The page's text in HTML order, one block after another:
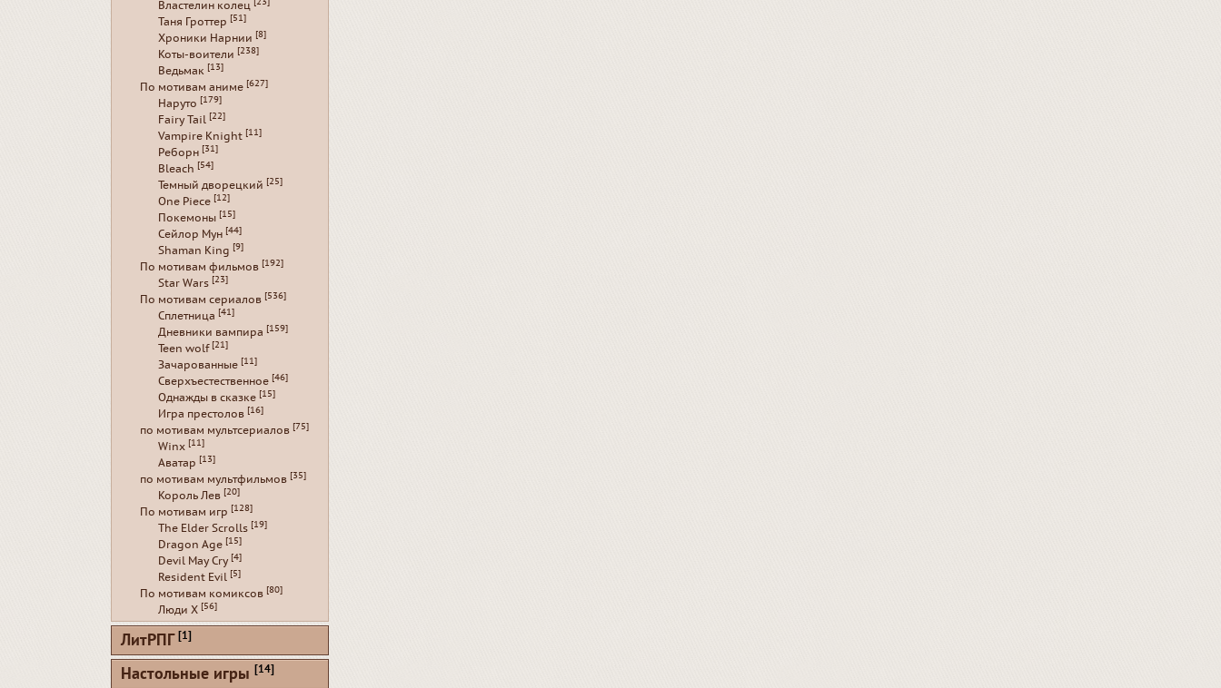
Властелин колец [23]
Таня Гроттер [51]
Хроники Нарнии [8]
Коты-воители [238]
Ведьмак [13]
По мотивам аниме [627]
Наруто [179]
Fairy Tail [22]
Vampire Knight [11]
Реборн [31]
Bleach [54]
Темный дворецкий [25]
One Piece [12]
Покемоны [15]
Сейлор Мун [44]
Shaman King [9]
По мотивам фильмов [192]
Star Wars [23]
По мотивам сериалов [536]
Сплетница [41]
Дневники вампира [159]
Teen wolf [21]
Зачарованные [11]
Сверхъестественное [46]
Однажды в сказке [15]
Игра престолов [16]
по мотивам мультсериалов [75]
Winx [11]
Аватар [13]
по мотивам мультфильмов [35]
Король Лев [20]
По мотивам игр [128]
The Elder Scrolls [19]
Dragon Age [15]
Devil May Cry [4]
Resident Evil [5]
По мотивам комиксов [80]
Люди Х [56]
ЛитРПГ [1]
Настольные игры [14]